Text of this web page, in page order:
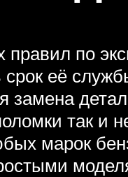
правил по
её
замена
так и
марок